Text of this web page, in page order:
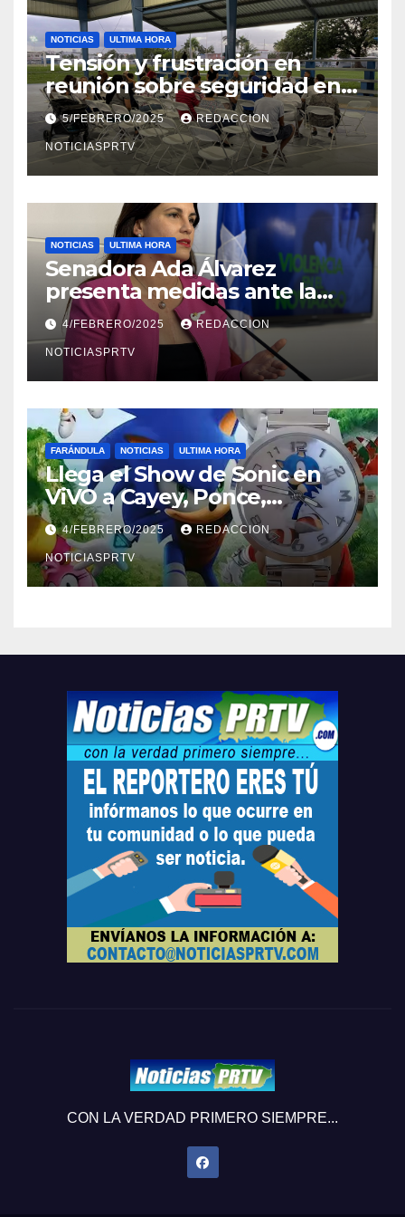
NOTICIAS ULTIMA HORA
Tensión y frustración en
reunión sobre seguridad en
Reparto Metropolitano
5/FEBRERO/2025 REDACCION
NOTICIASPRTV
NOTICIAS ULTIMA HORA
Senadora Ada Álvarez
presenta medidas ante la
violencia en el noviazgo
4/FEBRERO/2025 REDACCION
NOTICIASPRTV
FARÁNDULA NOTICIAS ULTIMA HORA
Llega el Show de Sonic en
ViVO a Cayey, Ponce,
Barceloneta y Humacao,
Relojes gratis para el que
compre ahora….
4/FEBRERO/2025 REDACCION
NOTICIASPRTV
CON LA VERDAD PRIMERO SIEMPRE...